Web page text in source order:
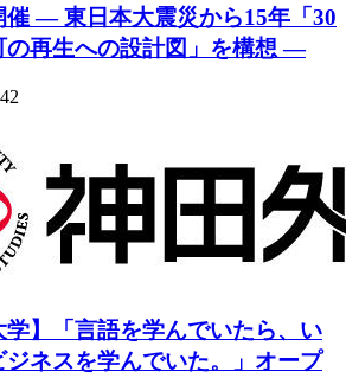
催 ― 東日本大震災から15年「30
の再生への設計図」を構想 ―
学】「言語を学んでいたら、い
ネスを学んでいた。」オープ